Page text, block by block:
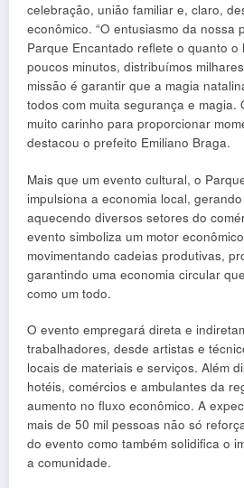
celebração, união familiar e, claro,
econômico. “O entusiasmo da nossa
Parque Encantado reflete o quanto o
poucos minutos, distribuímos
missão é garantir que a magia
todos com muita segurança e magia.
muito carinho para proporcionar
destacou o prefeito Emiliano Braga.
Mais que um evento cultural, o
impulsiona a economia local,
aquecendo diversos setores do
evento simboliza um motor
movimentando cadeias produtivas,
garantindo uma economia circular
como um todo.
O evento empregará direta e
trabalhadores, desde artistas e
locais de materiais e serviços. Além
hotéis, comércios e ambulantes da
aumento no fluxo econômico. A
mais de 50 mil pessoas não só
do evento como também solidifica o
a comunidade.